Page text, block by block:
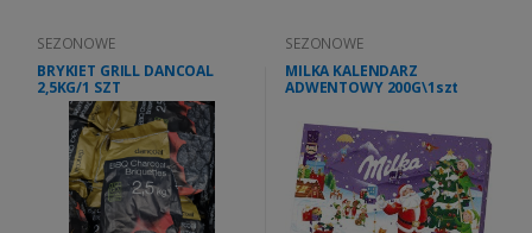
SEZONOWE
BRYKIET GRILL DANCOAL
2,5KG/1 SZT
SEZONOWE
MILKA KALENDARZ
ADWENTOWY 200G\1szt